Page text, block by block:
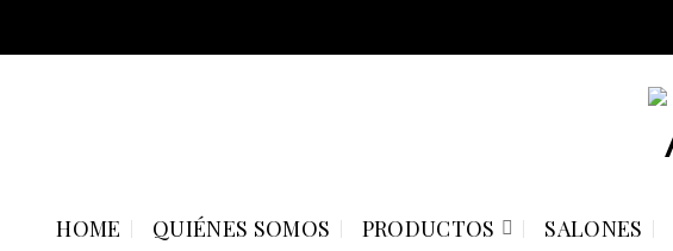
HOME QUIÉNES SOMOS PRODUCTOS SALONES